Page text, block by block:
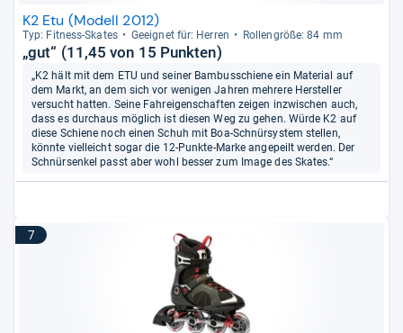
K2 Etu (Modell 2012)
Typ: Fit­ness-​Ska­tes Geeig­net für: Her­ren Rol­len­größe: 84 mm
„gut“ (11,45 von 15 Punkten)
„K2 hält mit dem ETU und seiner Bambusschiene ein Material auf
dem Markt, an dem sich vor wenigen Jahren mehrere Hersteller
versucht hatten. Seine Fahreigenschaften zeigen inzwischen auch,
dass es durchaus möglich ist diesen Weg zu gehen. Würde K2 auf
diese Schiene noch einen Schuh mit Boa-Schnürsystem stellen,
könnte vielleicht sogar die 12-Punkte-Marke angepeilt werden. Der
Schnürsenkel passt aber wohl besser zum Image des Skates.“
7